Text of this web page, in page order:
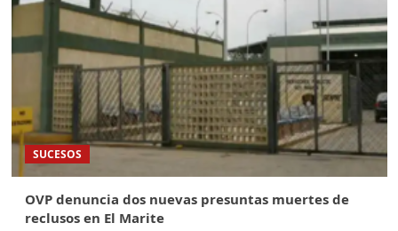
SUCESOS
OVP denuncia dos nuevas presuntas muertes de
reclusos en El Marite